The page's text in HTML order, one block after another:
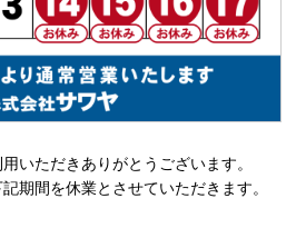
いただきありがとうございます。
期間を休業とさせていただきます。